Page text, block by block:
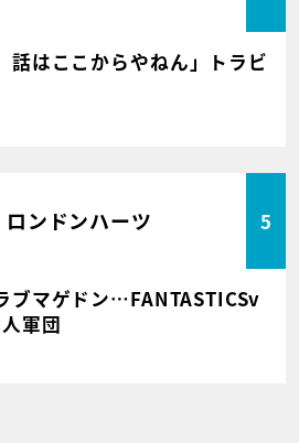
話はここからやねん」トラビ
ロンドンハーツ 5
ブマゲドン…FANTASTICSv
軍団